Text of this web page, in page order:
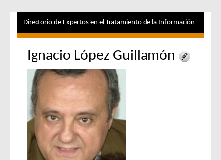
Directorio de Expertos en el Tratamiento de la Información
Ignacio López Guillamón